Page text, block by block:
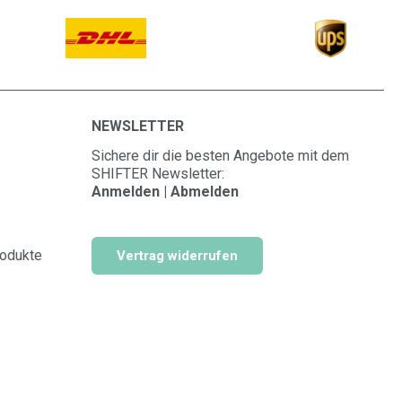
NEWSLETTER
Sichere dir die besten Angebote mit dem
SHIFTER Newsletter:
Anmelden | Abmelden
Vertrag widerrufen